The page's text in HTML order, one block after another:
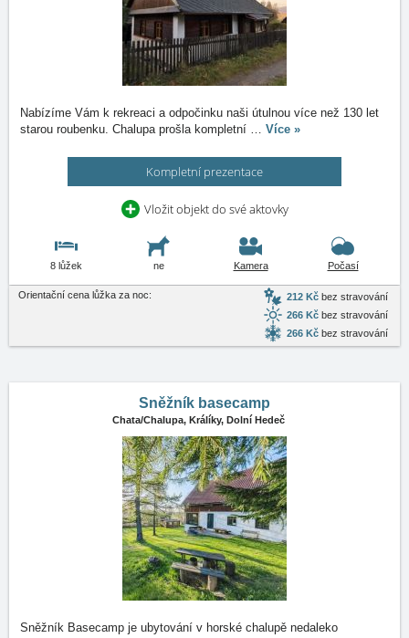
Nabízíme Vám k rekreaci a odpočinku naši útulnou více než 130 let
starou roubenku. Chalupa prošla kompletní … Více »
Kompletní prezentace
Vložit objekt do své aktovky
8 lůžek ne Kamera Počasí
Orientační cena lůžka za noc: 212 Kč bez stravování
266 Kč bez stravování
266 Kč bez stravování
Sněžník basecamp
Chata/Chalupa, Králíky, Dolní Hedeč
Sněžník Basecamp je ubytování v horské chalupě nedaleko